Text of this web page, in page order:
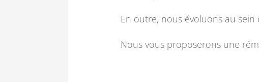
En outre, nous évoluons au
Nous vous proposerons une